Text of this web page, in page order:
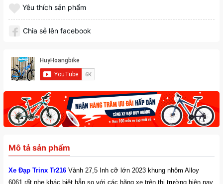
Yêu thích sản phẩm
Chia sẻ lên facebook
Mô tả sản phẩm
Xe Đạp Trinx Tr216 Vành 27,5 Inh cỡ lớn 2023 khung nhôm Alloy
6061 rất nhẹ khác biệt hẳn so với các hãng xe trên thị trường hiện nay